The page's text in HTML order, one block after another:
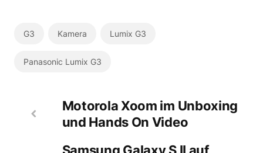
G3 Kamera Lumix G3
Panasonic Lumix G3
Motorola Xoom im Unboxing
und Hands On Video
Samsung Galaxy S II auf